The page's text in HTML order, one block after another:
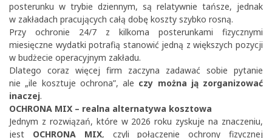
posterunku w trybie dziennym, są relatywnie tańsze, jednak
w zakładach pracujących całą dobę koszty szybko rosną.
Przy ochronie 24/7 z kilkoma posterunkami fizycznymi
miesięczne wydatki potrafią stanowić jedną z większych pozycji
w budżecie operacyjnym zakładu.
Dlatego coraz więcej firm zaczyna zadawać sobie pytanie
nie „ile kosztuje ochrona”, ale czy można ją zorganizować
inaczej.
OCHRONA MIX – realna alternatywa kosztowa
Jednym z rozwiązań, które w 2026 roku zyskuje na znaczeniu,
jest OCHRONA MIX, czyli połączenie ochrony fizycznej